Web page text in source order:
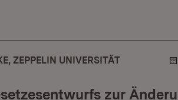
ZEPPELIN UNIVERSITÄT
zur